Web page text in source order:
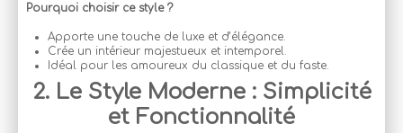
Pourquoi choisir ce style ?
Apporte une touche de luxe et d’élégance.
Crée un intérieur majestueux et intemporel.
Idéal pour les amoureux du classique et du faste.
2. Le Style Moderne : Simplicité
et Fonctionnalité